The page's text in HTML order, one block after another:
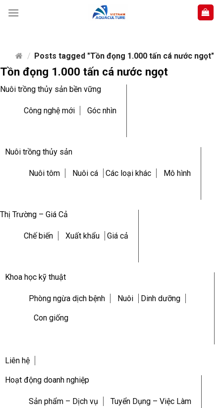
content / Posts tagged "Tồn đọng 1.000 tấn cá nước ngọt"
Tồn đọng 1.000 tấn cá nước ngọt
Nuôi trồng thủy sản bền vững
Công nghệ mới Góc nhìn
Nuôi trồng thủy sản
Nuôi tôm Nuôi cá Các loại khác Mô hình
Thị Trường – Giá Cả
Chế biến Xuất khẩu Giá cả
Khoa học kỹ thuật
Phòng ngừa dịch bệnh Nuôi Dinh dưỡng
Con giống
Liên hệ
Hoạt động doanh nghiệp
Sản phẩm – Dịch vụ Tuyển Dụng – Việc Làm